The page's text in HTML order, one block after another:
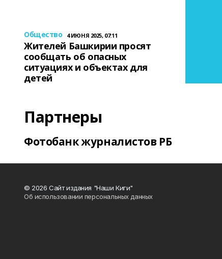
Общество 4 ИЮНЯ 2025, 07:11
Жителей Башкирии просят
сообщать об опасных
ситуациях и объектах для
детей
Партнеры
Фотобанк журналистов РБ
© 2026 Сайт издания "Наши Киги"
Об использовании персональных данных